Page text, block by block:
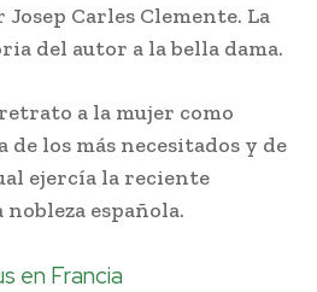
Carles Clemente. La
del autor a la bella dama.
a la mujer como
de los más necesitados y de
ejercía la reciente
española.
en Francia